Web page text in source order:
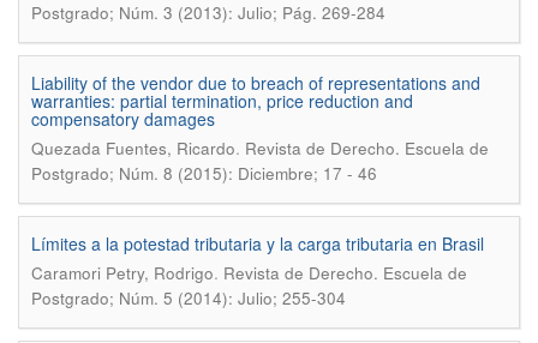
Postgrado; Núm. 3 (2013): Julio; Pág. 269-284
Liability of the vendor due to breach of representations and
warranties: partial termination, price reduction and
compensatory damages
Quezada Fuentes, Ricardo. Revista de Derecho. Escuela de
Postgrado; Núm. 8 (2015): Diciembre; 17 - 46
Límites a la potestad tributaria y la carga tributaria en Brasil
Caramori Petry, Rodrigo. Revista de Derecho. Escuela de
Postgrado; Núm. 5 (2014): Julio; 255-304